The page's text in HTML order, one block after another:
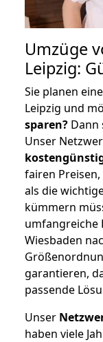
Umzüge
Leipzig:
Sie planen
Leipzig und
sparen? Dann
Unser
fairen
als die
kümmern
umfangreiche
Wiesbaden
garantieren,
passende
Unser
haben viele